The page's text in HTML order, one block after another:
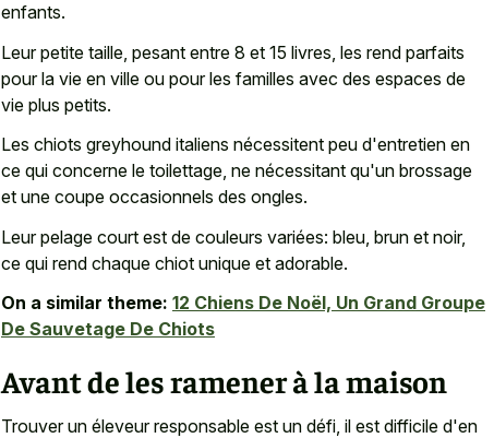
enfants.
Leur petite taille, pesant entre 8 et 15 livres, les rend parfaits
pour la vie en ville ou pour les familles avec des espaces de
vie plus petits.
Les chiots greyhound italiens nécessitent peu d'entretien en
ce qui concerne le toilettage, ne nécessitant qu'un brossage
et une coupe occasionnels des ongles.
Leur pelage court est de couleurs variées: bleu, brun et noir,
ce qui rend chaque chiot unique et adorable.
On a similar theme: 12 Chiens De Noël, Un Grand Groupe
De Sauvetage De Chiots
Avant de les ramener à la maison
Trouver un éleveur responsable est un défi, il est difficile d'en